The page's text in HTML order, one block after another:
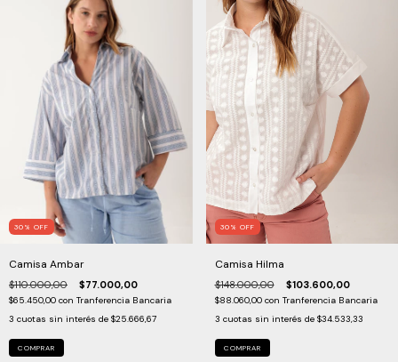
30 % OFF
Camisa Ambar
$110.000,00 $77.000,00
$65.450,00 con Tranferencia Bancaria
3 cuotas sin interés de $25.666,67
COMPRAR
30 % OFF
Camisa Hilma
$148.000,00 $103.600,00
$88.060,00 con Tranferencia Bancaria
3 cuotas sin interés de $34.533,33
COMPRAR